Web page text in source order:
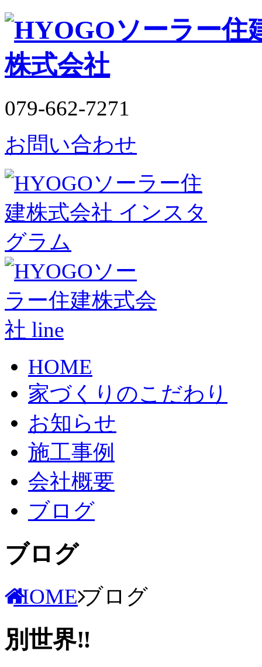
079-662-7271
お問い合わせ
HOME
家づくりのこだわり
お知らせ
施工事例
会社概要
ブログ
ブログ
HOMEブログ
別世界‼︎